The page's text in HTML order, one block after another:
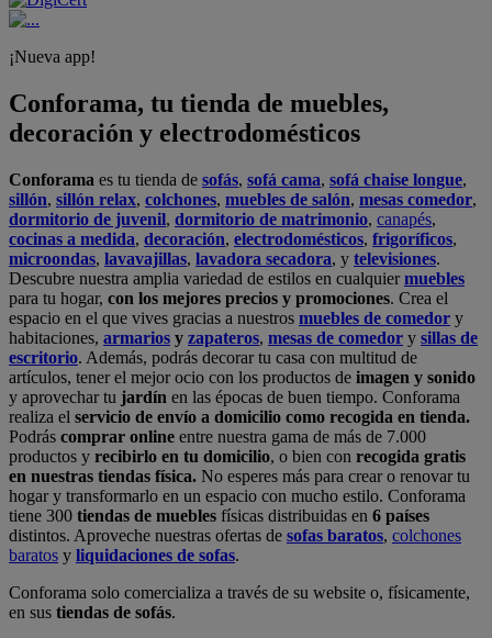
¡Nueva app!
Conforama, tu tienda de muebles,
decoración y electrodomésticos
Conforama es tu tienda de sofás, sofá cama, sofá chaise longue,
sillón, sillón relax, colchones, muebles de salón, mesas comedor,
dormitorio de juvenil, dormitorio de matrimonio, canapés,
cocinas a medida, decoración, electrodomésticos, frigoríficos,
microondas, lavavajillas, lavadora secadora, y televisiones.
Descubre nuestra amplia variedad de estilos en cualquiermuebles
para tu hogar, con los mejores precios y promociones. Crea el
espacio en el que vives gracias a nuestros muebles de comedor y
habitaciones, armarios y zapateros, mesas de comedor y sillas de
escritorio. Además, podrás decorar tu casa con multitud de
artículos, tener el mejor ocio con los productos de imagen y sonido
y aprovechar tu jardín en las épocas de buen tiempo. Conforama
realiza el servicio de envío a domicilio como recogida en tienda.
Podrás comprar online entre nuestra gama de más de 7.000
productos y recibirlo en tu domicilio, o bien con recogida gratis
en nuestras tiendas física. No esperes más para crear o renovar tu
hogar y transformarlo en un espacio con mucho estilo. Conforama
tiene 300 tiendas de muebles físicas distribuidas en 6 países
distintos. Aproveche nuestras ofertas de sofas baratos, colchones
baratos y liquidaciones de sofas.
Conforama solo comercializa a través de su website o, físicamente,
en sus tiendas de sofás.